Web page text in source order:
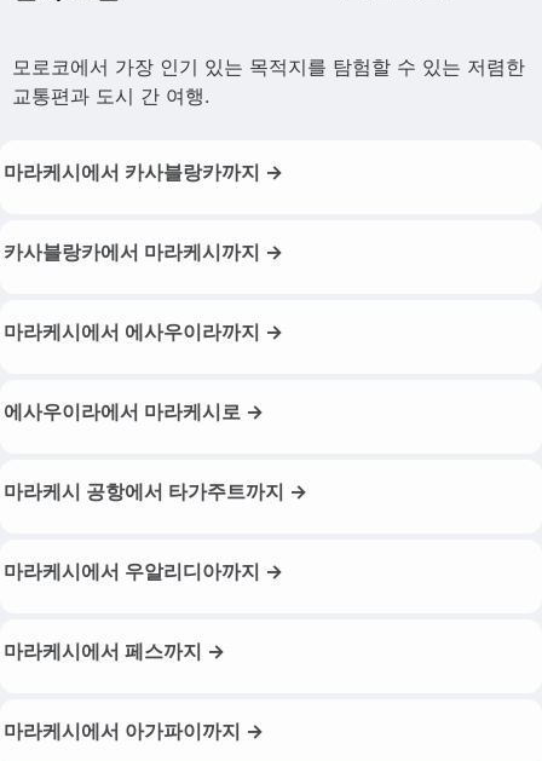
모로코에서 가장 인기 있는 목적지를 탐험할 수 있는 저렴한
교통편과 도시 간 여행.
마라케시에서 카사블랑카까지 →
카사블랑카에서 마라케시까지 →
마라케시에서 에사우이라까지 →
에사우이라에서 마라케시로 →
마라케시 공항에서 타가주트까지 →
마라케시에서 우알리디아까지 →
마라케시에서 페스까지 →
마라케시에서 아가파이까지 →